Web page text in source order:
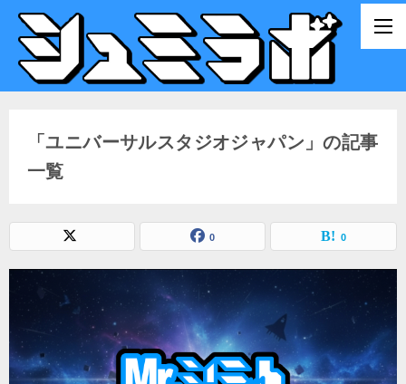
「ユニバーサルスタジオジャパン」の記事
一覧
0 0